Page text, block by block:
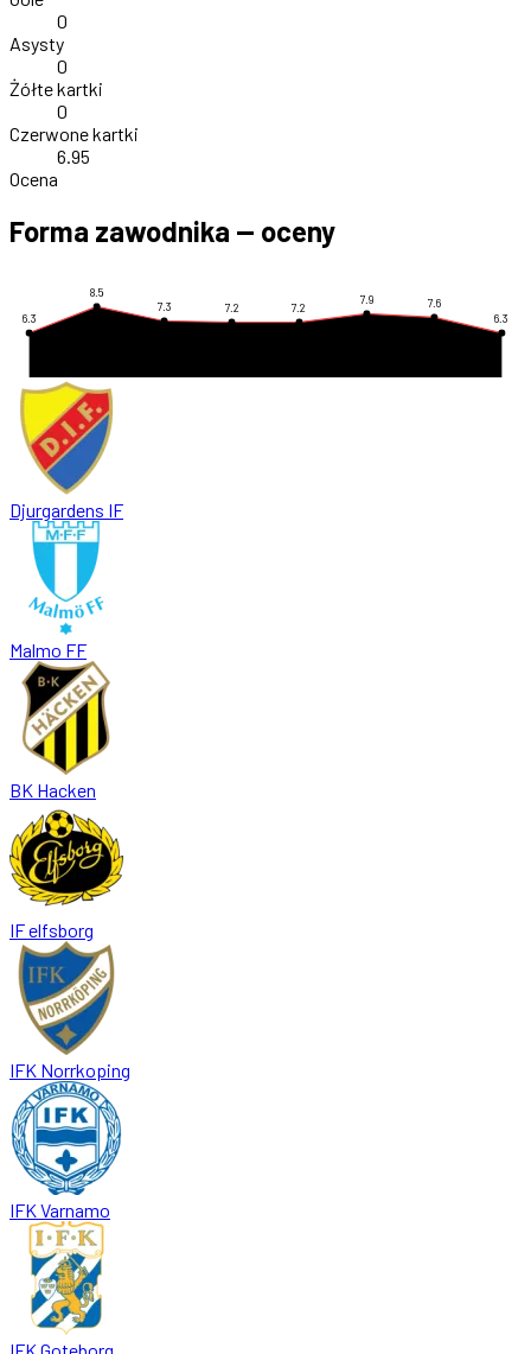
0
Asysty
0
Żółte kartki
0
Czerwone kartki
6.95
Ocena
Forma zawodnika — oceny
6.3
8.5
7.3 7.2 7.2
7.9 7.6
6.3
Djurgardens IF
Malmo FF
BK Hacken
IF elfsborg
IFK Norrkoping
IFK Varnamo